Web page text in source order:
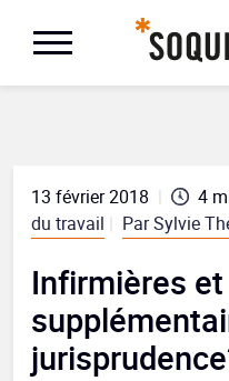
13 février 2018 4
du travail
Par Sylvie
Infirmières